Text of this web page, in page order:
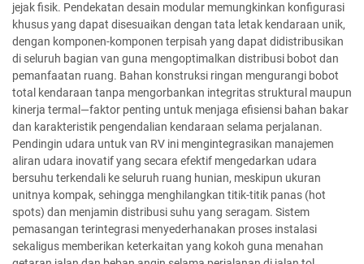
jejak fisik. Pendekatan desain modular memungkinkan konfigurasi
khusus yang dapat disesuaikan dengan tata letak kendaraan unik,
dengan komponen-komponen terpisah yang dapat didistribusikan
di seluruh bagian van guna mengoptimalkan distribusi bobot dan
pemanfaatan ruang. Bahan konstruksi ringan mengurangi bobot
total kendaraan tanpa mengorbankan integritas struktural maupun
kinerja termal—faktor penting untuk menjaga efisiensi bahan bakar
dan karakteristik pengendalian kendaraan selama perjalanan.
Pendingin udara untuk van RV ini mengintegrasikan manajemen
aliran udara inovatif yang secara efektif mengedarkan udara
bersuhu terkendali ke seluruh ruang hunian, meskipun ukuran
unitnya kompak, sehingga menghilangkan titik-titik panas (hot
spots) dan menjamin distribusi suhu yang seragam. Sistem
pemasangan terintegrasi menyederhanakan proses instalasi
sekaligus memberikan keterkaitan yang kokoh guna menahan